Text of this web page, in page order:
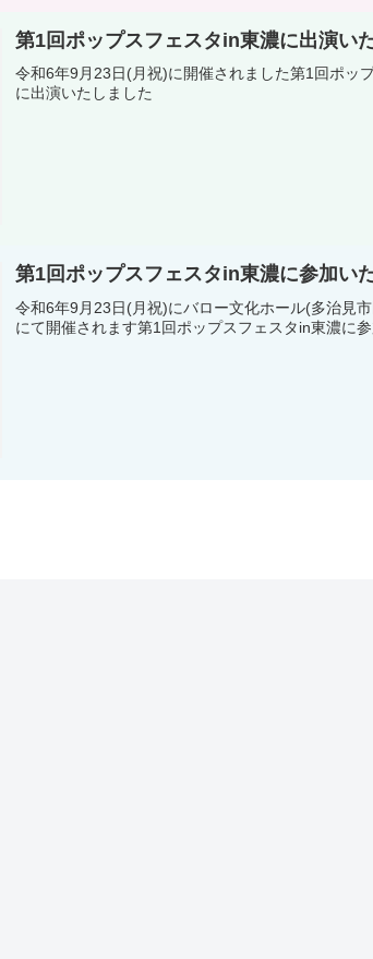
第1回ポップスフェスタin東濃に出演い
令和6年9月23日(月祝)に開催されました第1回ポッ
に出演いたしました
第1回ポップスフェスタin東濃に参加い
令和6年9月23日(月祝)にバロー文化ホール(多治見
にて開催されます第1回ポップスフェスタin東濃に